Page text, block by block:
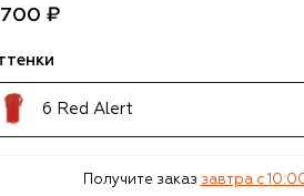
₽
6 Red Alert
Получите заказ завтра c